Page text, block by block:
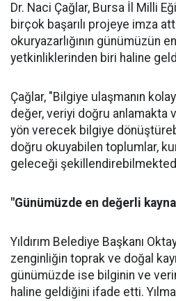
Dr. Naci Çağlar, Bursa İl Milli
birçok başarılı projeye imza
okuryazarlığının günümüzün
yetkinliklerinden biri haline
Çağlar, "Bilgiye ulaşmanın
değer, veriyi doğru anlamakta
yön verecek bilgiye
doğru okuyabilen toplumlar,
geleceği
"Günümüzde en değerli
Yıldırım Belediye Başkanı
zenginliğin toprak ve doğal
günümüzde ise bilginin ve
haline geldiğini ifade etti.